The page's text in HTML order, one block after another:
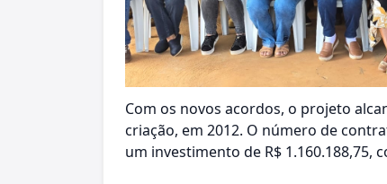
Com os novos acordos, o projeto
criação, em 2012. O número de
um investimento de R$ 1.160.188,75,